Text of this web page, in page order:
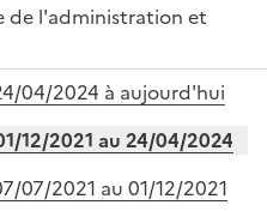
de l'administration et
04/2024 à aujourd'hui
12/2021 au 24/04/2024
07/2021 au 01/12/2021